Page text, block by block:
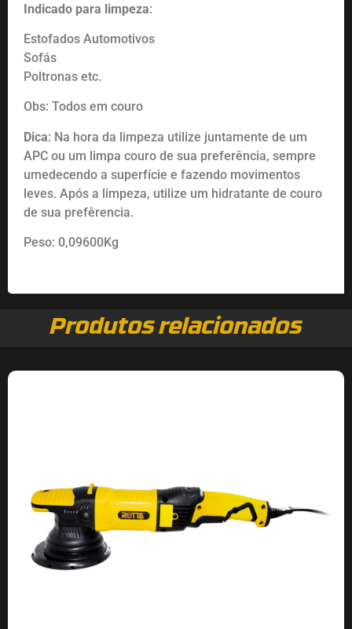
Indicado para limpeza:
Estofados Automotivos
Sofás
Poltronas etc.
Obs: Todos em couro
Dica: Na hora da limpeza utilize juntamente de um
APC ou um limpa couro de sua preferência, sempre
umedecendo a superfície e fazendo movimentos
leves. Após a limpeza, utilize um hidratante de couro
de sua prefêrencia.
Peso: 0,09600Kg
Produtos relacionados